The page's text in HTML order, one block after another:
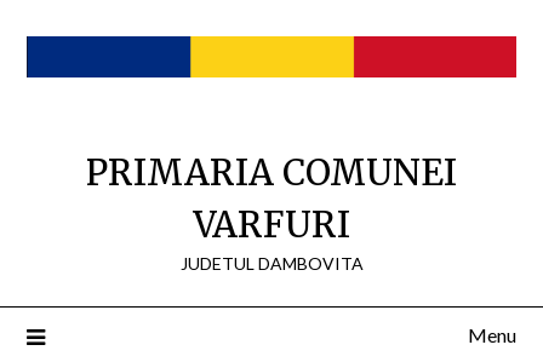
content
PRIMARIA COMUNEI
VARFURI
JUDETUL DAMBOVITA
Menu